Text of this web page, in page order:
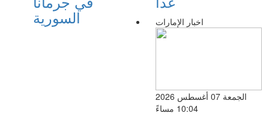
السورية اخبار الإمارات
الجمعة 07 أغسطس 2026
10:04 مساءً